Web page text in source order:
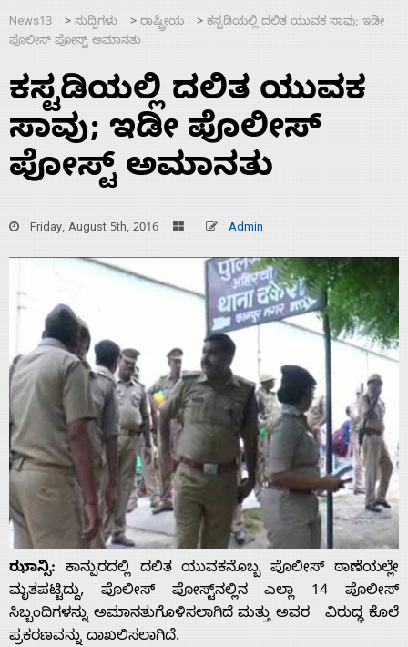
News13 > ಸುದ್ದಿಗಳು > ರಾಷ್ಟ್ರೀಯ > ಕಸ್ಟಡಿಯಲ್ಲಿ ದಲಿತ ಯುವಕ ಸಾವು; ಇಡೀ
ಪೊಲೀಸ್ ಪೋಸ್ಟ್ ಅಮಾನತು
ಕಸ್ಟಡಿಯಲ್ಲಿ ದಲಿತ ಯುವಕ
ಸಾವು; ಇಡೀ ಪೊಲೀಸ್
ಪೋಸ್ಟ್ ಅಮಾನತು
Friday, August 5th, 2016 Admin
ಝಾನ್ಸಿ: ಕಾನ್ಪುರದಲ್ಲಿ ದಲಿತ ಯುವಕನೊಬ್ಬ ಪೊಲೀಸ್ ಠಾಣೆಯಲ್ಲೇ
ಮೃತಪಟ್ಟಿದ್ದು, ಪೊಲೀಸ್ ಪೋಸ್ಟ್‌ನಲ್ಲಿನ ಎಲ್ಲಾ 14 ಪೊಲೀಸ್
ಸಿಬ್ಬಂದಿಗಳನ್ನು ಅಮಾನತುಗೊಳಿಸಲಾಗಿದೆ ಮತ್ತು ಅವರ ವಿರುದ್ಧ ಕೊಲೆ
ಪ್ರಕರಣವನ್ನು ದಾಖಲಿಸಲಾಗಿದೆ.